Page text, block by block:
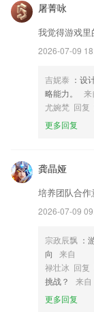
商店进行打分评论
化修改。
屠菁咏
我觉得游戏里
2026-07-09
吉妮泰 ：设
略能力。
来
尤婉梵 回复
更多回复
龚晶娅
培养团队合作
2026-07-09
宗政辰飘 ：
向
来自
禄壮冰 回复
挑战？
来自
更多回复